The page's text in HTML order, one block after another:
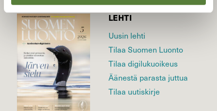
LEHTI
Uusin lehti
Tilaa Suomen Luonto
Tilaa digilukuoikeus
Äänestä parasta juttua
Tilaa uutiskirje